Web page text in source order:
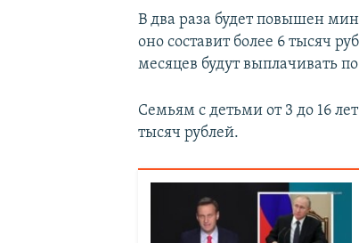
В два раза будет повышен
оно составит более 6 тысяч
месяцев будут выплачивать
Семьям с детьми от 3 до 16
тысяч рублей.